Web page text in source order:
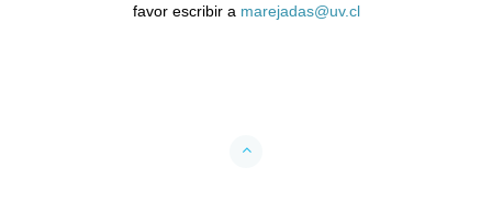
favor escribir a marejadas@uv.cl